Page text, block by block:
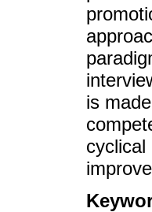
is
cyclical